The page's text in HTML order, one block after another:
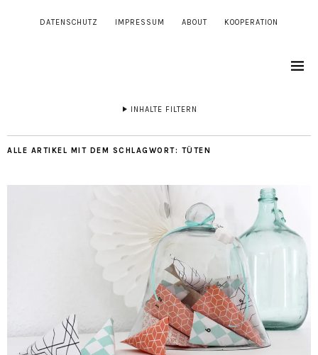
DATENSCHUTZ IMPRESSUM ABOUT KOOPERATION
INHALTE FILTERN
ALLE ARTIKEL MIT DEM SCHLAGWORT: TÜTEN